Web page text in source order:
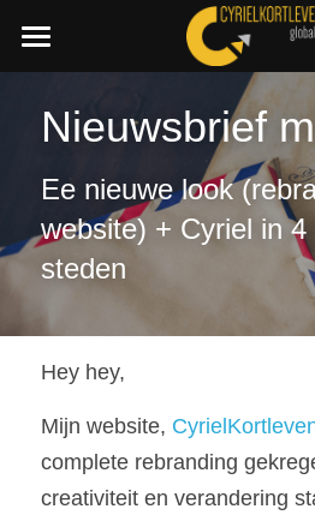
Join a C.I.A. session
🇳🇱 Dutch
+32 486 87 45 11
Book a speech
Nieuwsbrief
Ee nieuwe look
website) + Cyriel in 4
steden
Hey hey,
Mijn website,
complete rebranding
creativiteit en verandering
STORE
All Categories
Boost your Change Mindset